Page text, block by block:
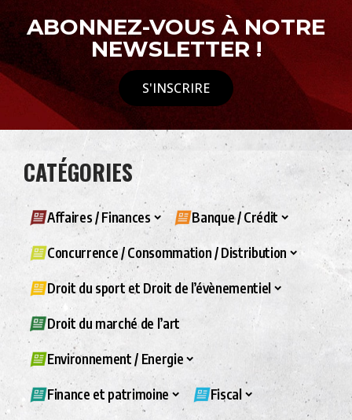
ABONNEZ-VOUS À NOTRE
NEWSLETTER !
S'INSCRIRE
CATÉGORIES
Affaires / Finances Banque / Crédit
Concurrence / Consommation / Distribution
Droit du sport et Droit de l’évènementiel
Droit du marché de l’art
Environnement / Energie
Finance et patrimoine Fiscal